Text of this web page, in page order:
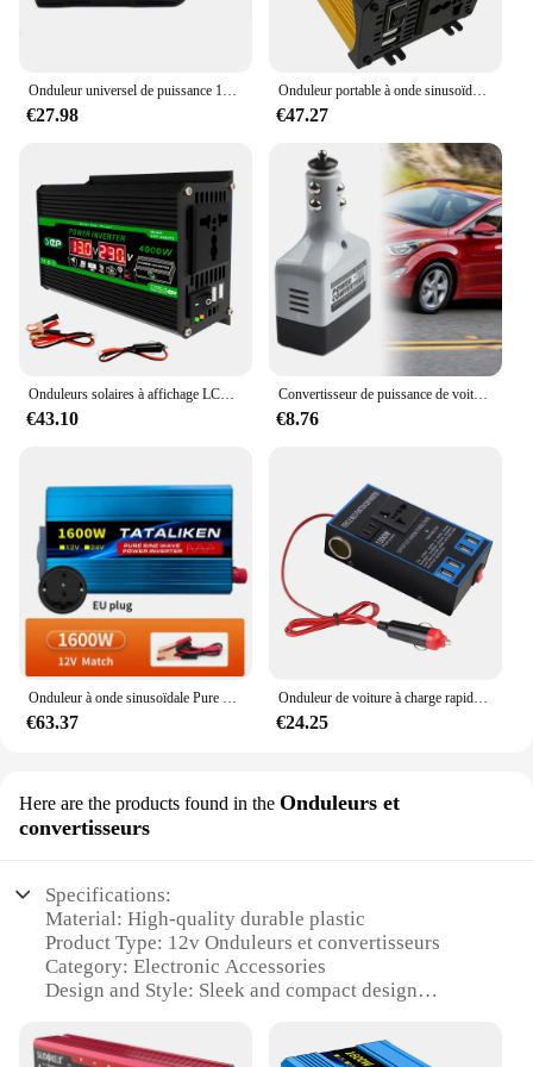
€27.98
Onduleur portable à onde sinusoïdale modifiée pour voiture, onduleurs automatiques USB, DC 12V à AC 110 V, 220V, 4000W
€47.27
€43.10
Convertisseur de puissance de voiture, adaptateur, onduleur, prise USB, chargeur pour téléphone portable, Gps, Pda, petits appareils ménagers, 12V, 24V à 220V DC à AC
€8.76
€63.37
Onduleur de voiture à charge rapide, prise allume-cigare, chargeurs USB, prises AC, adaptateur secteur, convertisseur, DC 12V, 24V à AC 110V, 220V
€24.25
Here are the products found in the Onduleurs et
convertisseurs
Specifications:
Material: High-quality durable plastic
Product Type: 12v Onduleurs et convertisseurs
Category: Electronic Accessories
Design and Style: Sleek and compact design
Typical Adaptive Scenario: Versatile for various
applications